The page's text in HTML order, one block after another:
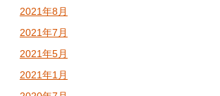
2021年8月
2021年7月
2021年5月
2021年1月